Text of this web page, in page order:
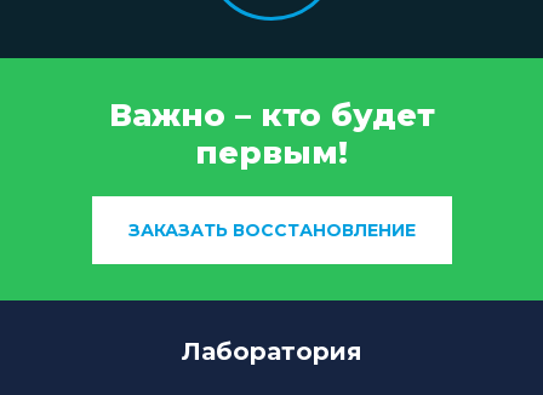
Важно – кто будет
первым!
ЗАКАЗАТЬ ВОССТАНОВЛЕНИЕ
Лаборатория